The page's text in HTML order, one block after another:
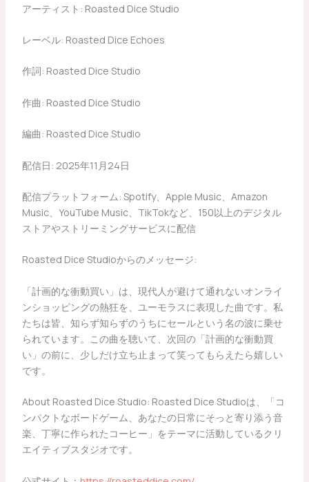
アーティスト: Roasted Dice Studio
レーベル: Roasted Dice Echoes
作詞: Roasted Dice Studio
作曲: Roasted Dice Studio
編曲: Roasted Dice Studio
配信日: 2025年11月24日
配信プラットフォーム: Spotify、Apple Music、Amazon
Music、YouTube Music、TikTokなど、150以上のデジタル
ストアやストリーミングサービスに配信
Roasted Dice Studioからのメッセージ:
「計画的な衝動買い」は、現代人が避けて通れないオンライ
ンショッピングの熱狂を、ユーモラスに表現した曲です。私
たちは皆、知らず知らずのうちにセールという名の波に乗せ
られています。この曲を聴いて、次回の「計画的な衝動買
い」の前に、少しだけ立ち止まって笑ってもらえたら嬉しい
です。
About Roasted Dice Studio: Roasted Dice Studioは、「コ
ンパクトなボードゲーム、あなたの日常にそっと寄り添う音
楽、丁寧に作られたコーヒー」をテーマに活動しているクリ
エイティブスタジオです。